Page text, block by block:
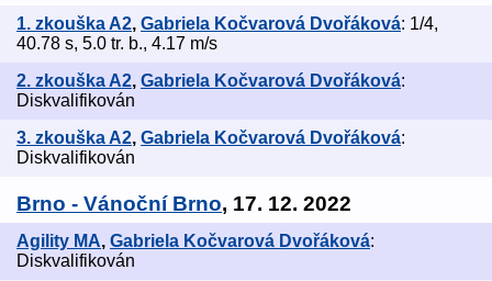
1. zkouška A2, Gabriela Kočvarová Dvořáková: 1/4,
40.78 s, 5.0 tr. b., 4.17 m/s
2. zkouška A2, Gabriela Kočvarová Dvořáková:
Diskvalifikován
3. zkouška A2, Gabriela Kočvarová Dvořáková:
Diskvalifikován
Brno - Vánoční Brno, 17. 12. 2022
Agility MA, Gabriela Kočvarová Dvořáková:
Diskvalifikován